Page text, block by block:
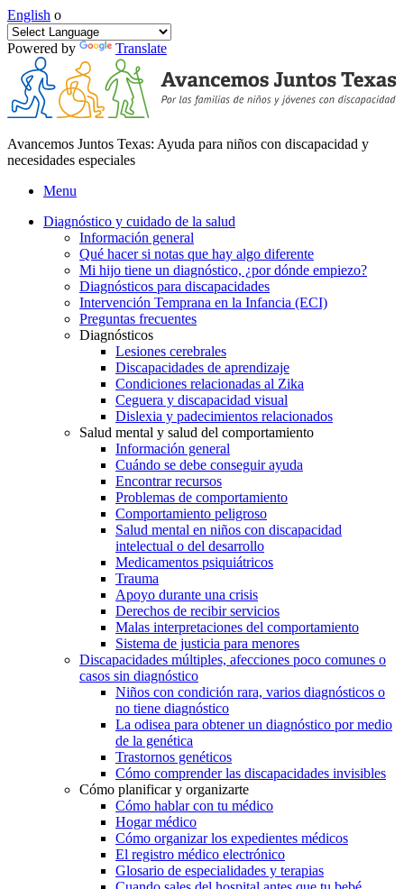
English o
Powered by Translate
Avancemos Juntos Texas: Ayuda para niños con discapacidad y
necesidades especiales
Menu
Diagnóstico y cuidado de la salud
Información general
Qué hacer si notas que hay algo diferente
Mi hijo tiene un diagnóstico, ¿por dónde empiezo?
Diagnósticos para discapacidades
Intervención Temprana en la Infancia (ECI)
Preguntas frecuentes
Diagnósticos
Lesiones cerebrales
Discapacidades de aprendizaje
Condiciones relacionadas al Zika
Ceguera y discapacidad visual
Dislexia y padecimientos relacionados
Salud mental y salud del comportamiento
Información general
Cuándo se debe conseguir ayuda
Encontrar recursos
Problemas de comportamiento
Comportamiento peligroso
Salud mental en niños con discapacidad
intelectual o del desarrollo
Medicamentos psiquiátricos
Trauma
Apoyo durante una crisis
Derechos de recibir servicios
Malas interpretaciones del comportamiento
Sistema de justicia para menores
Discapacidades múltiples, afecciones poco comunes o
casos sin diagnóstico
Niños con condición rara, varios diagnósticos o
no tiene diagnóstico
La odisea para obtener un diagnóstico por medio
de la genética
Trastornos genéticos
Cómo comprender las discapacidades invisibles
Cómo planificar y organizarte
Cómo hablar con tu médico
Hogar médico
Cómo organizar los expedientes médicos
El registro médico electrónico
Glosario de especialidades y terapias